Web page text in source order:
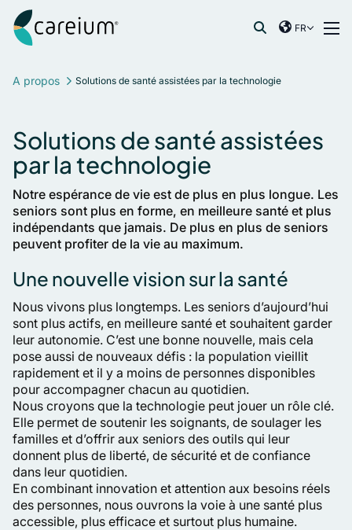
Skip to content
Careium France
FR
France
Norway
Sweden
United Kingdom
A propos Solutions de santé assistées par la technologie
Solutions de santé assistées
par la technologie
Notre espérance de vie est de plus en plus longue. Les
seniors sont plus en forme, en meilleure santé et plus
indépendants que jamais. De plus en plus de seniors
peuvent profiter de la vie au maximum.
Une nouvelle vision sur la santé
Nous vivons plus longtemps. Les seniors d’aujourd’hui
sont plus actifs, en meilleure santé et souhaitent garder
leur autonomie. C’est une bonne nouvelle, mais cela
pose aussi de nouveaux défis : la population vieillit
rapidement et il y a moins de personnes disponibles
pour accompagner chacun au quotidien.
Nous croyons que la technologie peut jouer un rôle clé.
Elle permet de soutenir les soignants, de soulager les
familles et d’offrir aux seniors des outils qui leur
donnent plus de liberté, de sécurité et de confiance
dans leur quotidien.
En combinant innovation et attention aux besoins réels
des personnes, nous ouvrons la voie à une santé plus
accessible, plus efficace et surtout plus humaine.